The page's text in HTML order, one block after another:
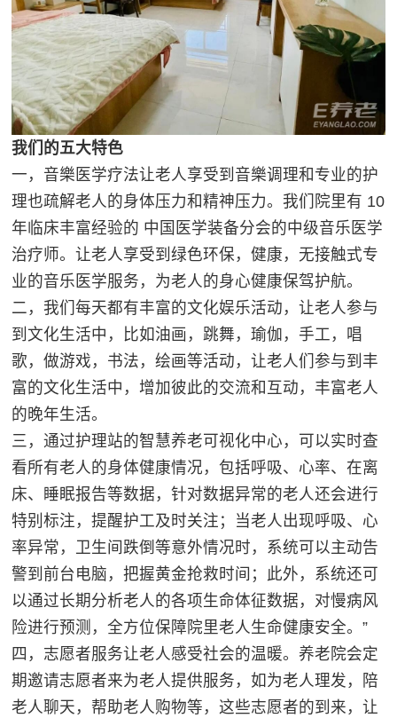
我们的五大特色
一，音樂医学疗法让老人享受到音樂调理和专业的护
理也疏解老人的身体压力和精神压力。我们院里有 10
年临床丰富经验的 中国医学装备分会的中级音乐医学
治疗师。让老人享受到绿色环保，健康，无接触式专
业的音乐医学服务，为老人的身心健康保驾护航。
二，我们每天都有丰富的文化娱乐活动，让老人参与
到文化生活中，比如油画，跳舞，瑜伽，手工，唱
歌，做游戏，书法，绘画等活动，让老人们参与到丰
富的文化生活中，增加彼此的交流和互动，丰富老人
的晚年生活。
三，通过护理站的智慧养老可视化中心，可以实时查
看所有老人的身体健康情况，包括呼吸、心率、在离
床、睡眠报告等数据，针对数据异常的老人还会进行
特别标注，提醒护工及时关注；当老人出现呼吸、心
率异常，卫生间跌倒等意外情况时，系统可以主动告
警到前台电脑，把握黄金抢救时间；此外，系统还可
以通过长期分析老人的各项生命体征数据，对慢病风
险进行预测，全方位保障院里老人生命健康安全。”
四，志愿者服务让老人感受社会的温暖。养老院会定
期邀请志愿者来为老人提供服务，如为老人理发，陪
老人聊天，帮助老人购物等，这些志愿者的到来，让